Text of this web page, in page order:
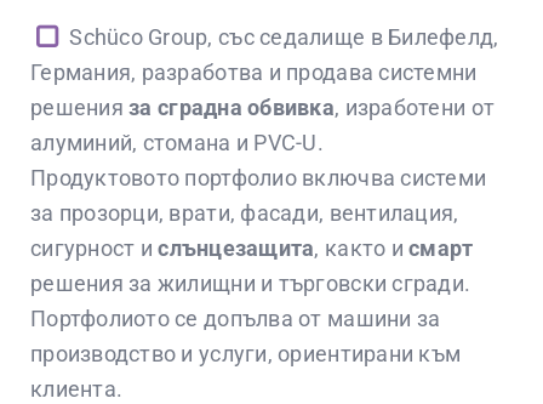
Schüco Group, със седалище в Билефелд,
Германия, разработва и продава системни
решенияза сградна обвивка, изработени от
алуминий, стомана и PVC-U.
Продуктовото портфолио включва системи
за прозорци, врати, фасади, вентилация,
сигурност ислънцезащита, както исмарт
решения за жилищни и търговски сгради.
Портфолиото се допълва от машини за
производство и услуги, ориентирани към
клиента.